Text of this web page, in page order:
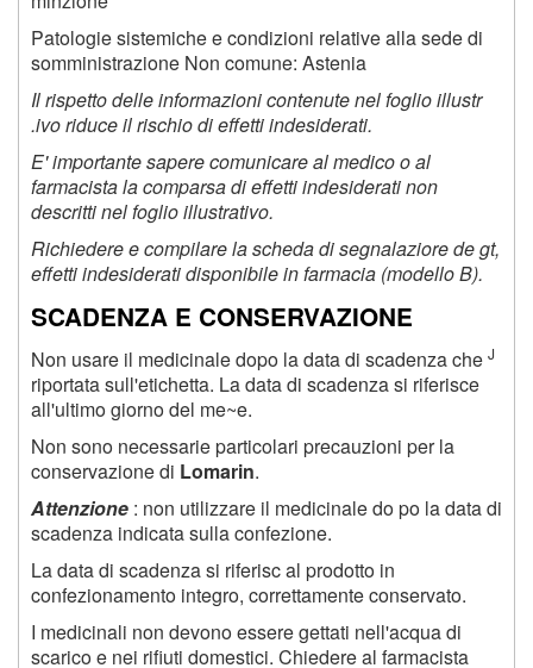
Patologie sistemiche e condizioni relative alla sede di
somministrazione Non comune: Astenia
Il rispetto delle informazioni contenute nel foglio illustr
.ivo riduce il rischio di effetti indesiderati.
E' importante sapere comunicare al medico o al
farmacista la comparsa di effetti indesiderati non
descritti nel foglio illustrativo.
Richiedere e compilare la scheda di segnalaziore de gt,
effetti indesiderati disponibile in farmacia (modello B).
SCADENZA E CONSERVAZIONE
Non usare il medicinale dopo la data di scadenza che J
riportata sull'etichetta. La data di scadenza si riferisce
all'ultimo giorno del me~e.
Non sono necessarie particolari precauzioni per la
conservazione di Lomarin.
Attenzione : non utilizzare il medicinale do po la data di
scadenza indicata sulla confezione.
La data di scadenza si riferisc al prodotto in
confezionamento integro, correttamente conservato.
I medicinali non devono essere gettati nell'acqua di
scarico e nei rifiuti domestici. Chiedere al farmacista